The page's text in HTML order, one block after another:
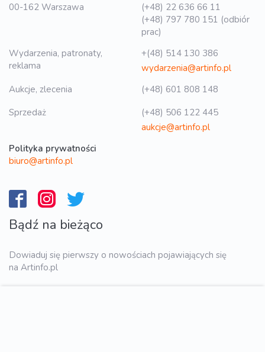
00-162 Warszawa
(+48) 22 636 66 11
(+48) 797 780 151 (odbiór
prac)
Wydarzenia, patronaty,
reklama
+(48) 514 130 386
wydarzenia@artinfo.pl
Aukcje, zlecenia
(+48) 601 808 148
Sprzedaż
(+48) 506 122 445
aukcje@artinfo.pl
Polityka prywatności
biuro@artinfo.pl
Bądź na bieżąco
Dowiaduj się pierwszy o nowościach pojawiających się
na Artinfo.pl